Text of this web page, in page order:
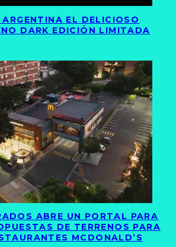
EL DELICIOSO
DARK EDICIÓN LIMITADA
ABRE UN PORTAL PARA
DE TERRENOS PARA
MCDONALD’S